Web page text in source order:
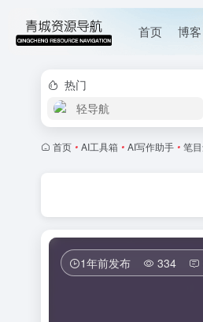
首页 博客
热门
轻导航
首页 • AI工具箱 • AI写作助手 • 笔
1年前发布 334